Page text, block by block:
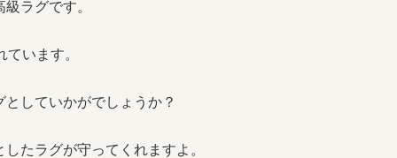
ラグです。
います。
していかがでしょうか？
たラグが守ってくれますよ。